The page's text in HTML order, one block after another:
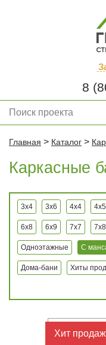
8
Главная > Каталог >
Каркасные
3x4 3x6 4x4 4x5
6x8 6x9 7x7 7x8
Одноэтажные С
Дома-бани Хиты
Хит